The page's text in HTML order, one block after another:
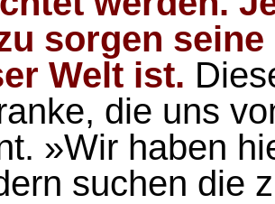
sorgen
Welt ist.
die uns
»Wir haben
suchen die